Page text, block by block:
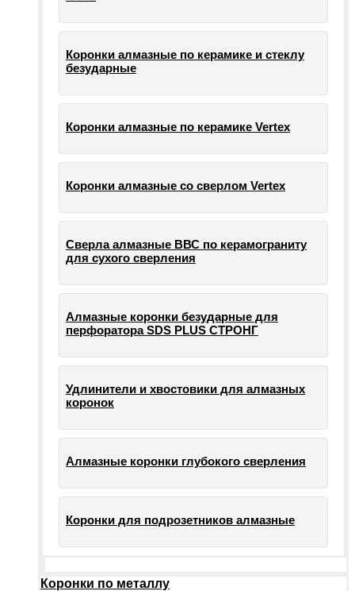
Коронки алмазные по керамике и стеклу
безударные
Коронки алмазные по керамике Vertex
Коронки алмазные со сверлом Vertex
Сверла алмазные ВВС по керамограниту
для сухого сверления
Алмазные коронки безударные для
перфоратора SDS PLUS СТРОНГ
Удлинители и хвостовики для алмазных
коронок
Алмазные коронки глубокого сверления
Коронки для подрозетников алмазные
Коронки по металлу